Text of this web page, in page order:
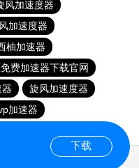
风加速度器
加速度器
柚加速器
费加速器下载官网
旋风加速度器
加速器
下载